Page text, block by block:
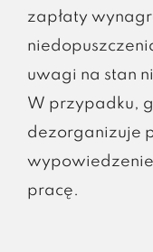
zapłaty
uwagi na stan
W przypadku,
dezorganizuje
pracę.